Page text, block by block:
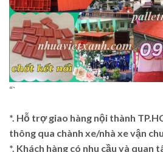
“`
*. Hỗ trợ giao hàng nội thành
thông qua chành xe/nhà xe vận
*. Khách hàng có nhu cầu và quan